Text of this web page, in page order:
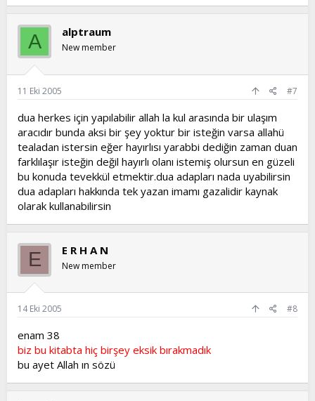
A alptraum
New member
11 Eki 2005 #7
dua herkes için yapılabilir allah la kul arasında bir ulaşım
aracıdır bunda aksi bir şey yoktur bir isteğin varsa allahü
tealadan istersin eğer hayırlısı yarabbi dediğin zaman duan
farklılaşır isteğin değil hayırlı olanı istemiş olursun en güzeli
bu konuda tevekkül etmektir.dua adapları nada uyabilirsin
dua adapları hakkında tek yazan imamı gazalidir kaynak
olarak kullanabilirsin
E E R H A N
New member
14 Eki 2005 #8
enam 38
biz bu kitabta hiç birşey eksik bırakmadık
bu ayet Allah ın sözü